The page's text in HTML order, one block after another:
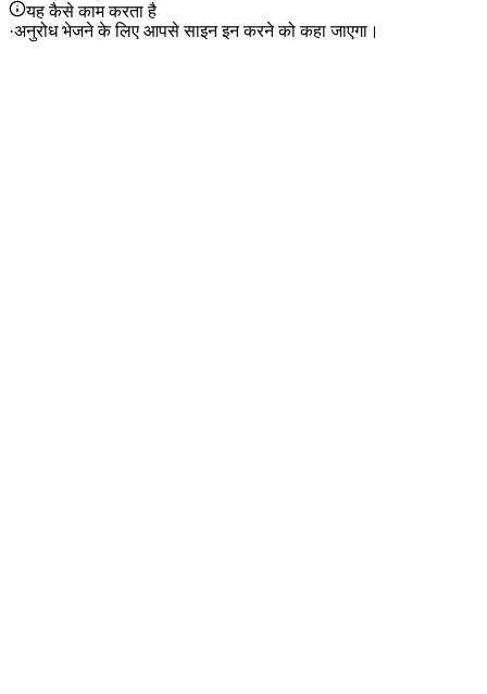
यह कैसे काम करता है
·अनुरोध भेजने के लिए आपसे साइन इन करने को कहा जाएगा।